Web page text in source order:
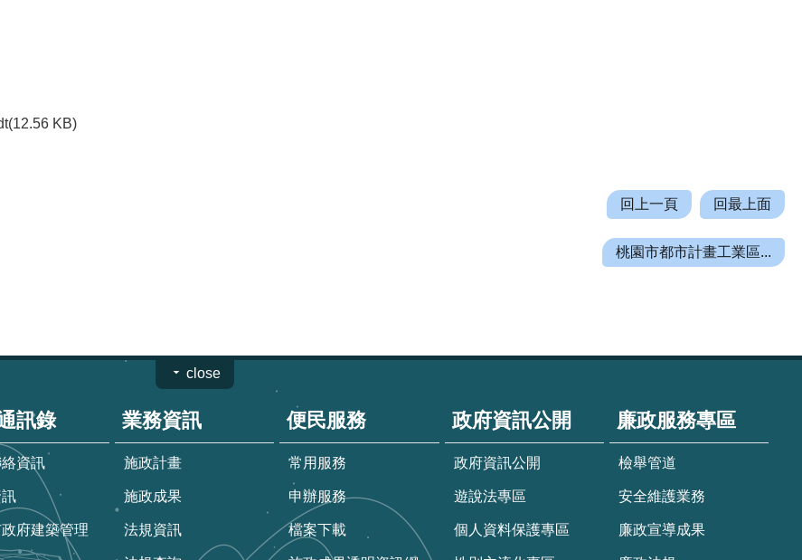
KB)
回上一頁 回最上面
桃園市都市計畫工業區...
close
訊錄
資訊
府建築管理
業務資訊
施政計畫
施政成果
法規資訊
便民服務
常用服務
申辦服務
檔案下載
政府資訊公開
政府資訊公開
遊說法專區
個人資料保護專區
廉政服務專區
檢舉管道
安全維護業務
廉政宣導成果